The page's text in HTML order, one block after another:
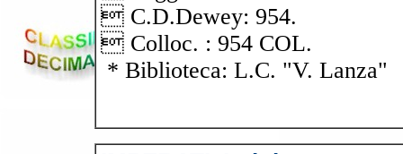
 C.D.Dewey: 954.
 Colloc. : 954 COL.
* Biblioteca: L.C. "V. Lanza"